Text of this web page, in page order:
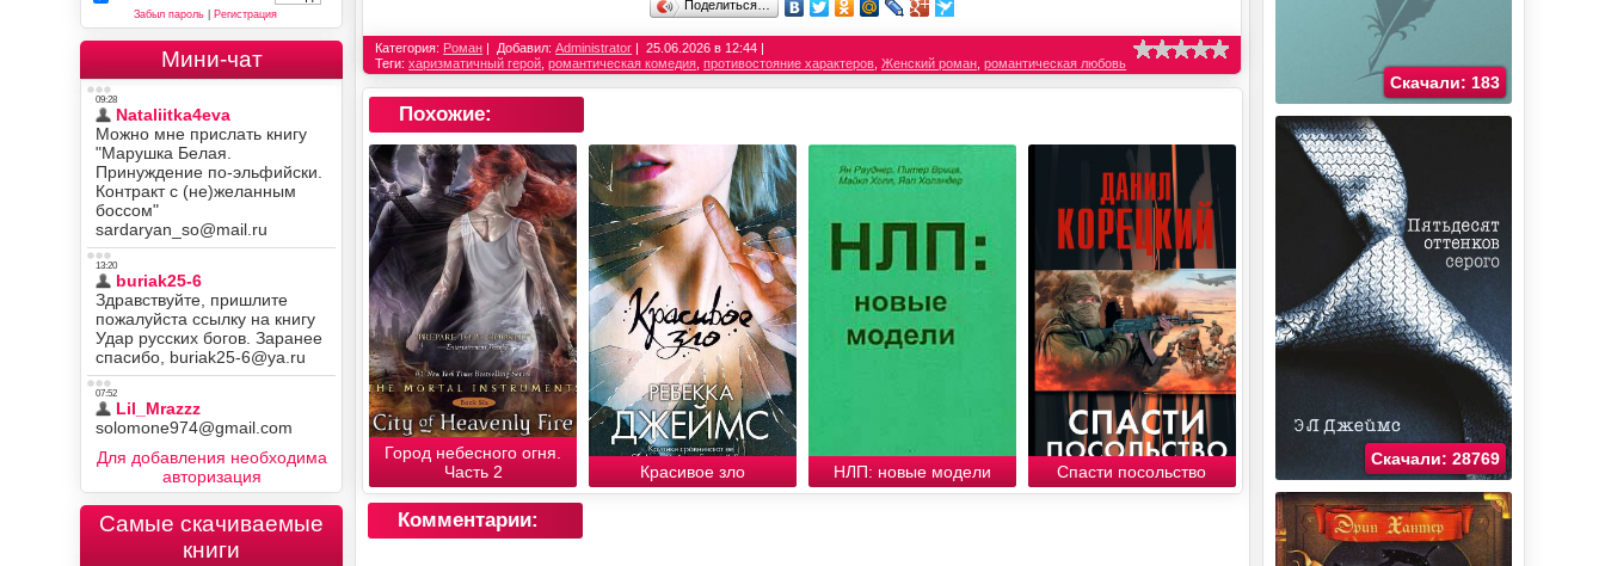
Поделиться…
Категория: Роман Добавил:Administrator
25.06.2026 в 12:44
Теги:харизматичный герой ,романтическая комедия ,противостояние характеров ,Женский роман ,романтическая любовь
Похожие:
Город небесного огня.
Часть 2
Красивое зло НЛП: новые модели Спасти посольство
Комментарии:
Забыл пароль| Регистрация
Мини-чат
Для добавления необходима
авторизация
Самые скачиваемые
книги
Скачали: 183
Скачали: 28769